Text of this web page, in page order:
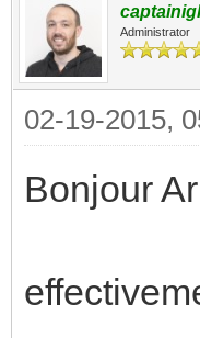
Administrator
02-19-2015,
Bonjour